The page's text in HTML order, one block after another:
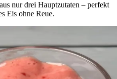
nur drei Hauptzutaten – perfekt
Eis ohne Reue.